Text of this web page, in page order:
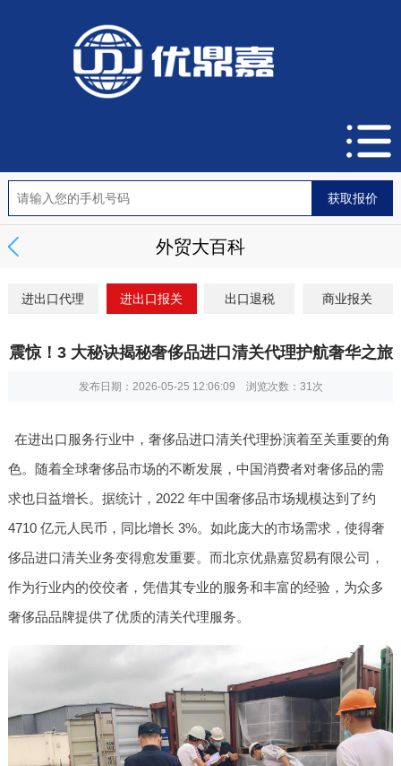
外贸大百科
进出口代理 进出口报关 出口退税 商业报关
震惊！3 大秘诀揭秘奢侈品进口清关代理护航奢华之旅
发布日期：2026-05-25 12:06:09 浏览次数： 31次
在进出口服务行业中，奢侈品进口清关代理扮演着至关重要的角
色。随着全球奢侈品市场的不断发展，中国消费者对奢侈品的需
求也日益增长。据统计，2022 年中国奢侈品市场规模达到了约
4710 亿元人民币，同比增长 3%。如此庞大的市场需求，使得奢
侈品进口清关业务变得愈发重要。而北京优鼎嘉贸易有限公司，
作为行业内的佼佼者，凭借其专业的服务和丰富的经验，为众多
奢侈品品牌提供了优质的清关代理服务。